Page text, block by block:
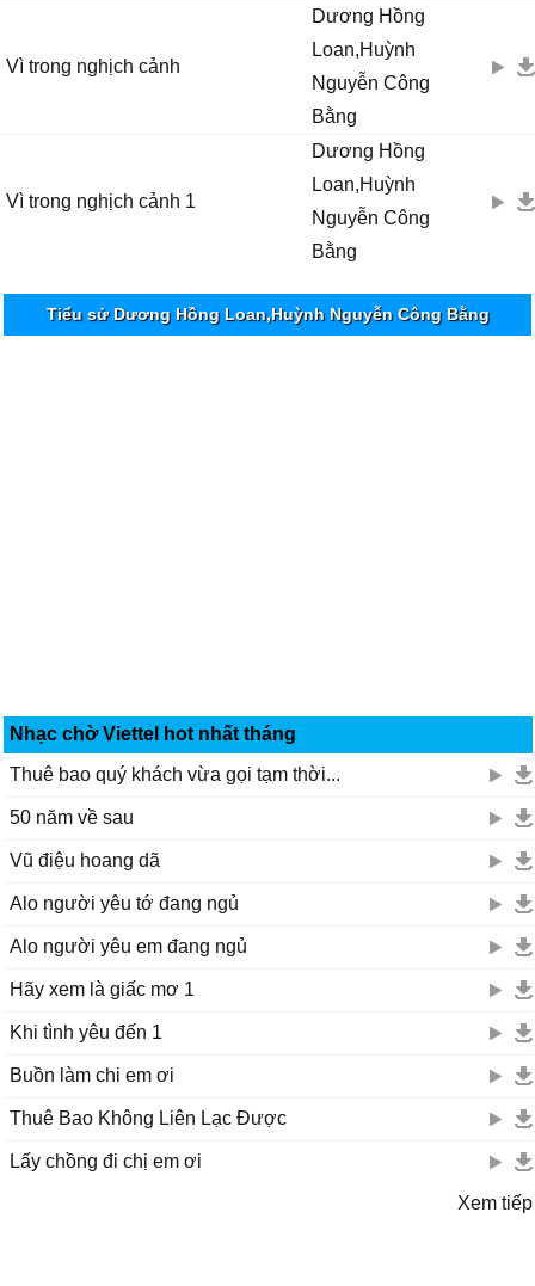
Vì trong nghịch cảnh
Dương Hồng
Loan,Huỳnh
Nguyễn Công
Bằng
Vì trong nghịch cảnh 1
Dương Hồng
Loan,Huỳnh
Nguyễn Công
Bằng
Tiểu sử Dương Hồng Loan,Huỳnh Nguyễn Công Bằng
Nhạc chờ Viettel hot nhất tháng
Thuê bao quý khách vừa gọi tạm thời...
50 năm về sau
Vũ điệu hoang dã
Alo người yêu tớ đang ngủ
Alo người yêu em đang ngủ
Hãy xem là giấc mơ 1
Khi tình yêu đến 1
Buồn làm chi em ơi
Thuê Bao Không Liên Lạc Được
Lấy chồng đi chị em ơi
Xem tiếp